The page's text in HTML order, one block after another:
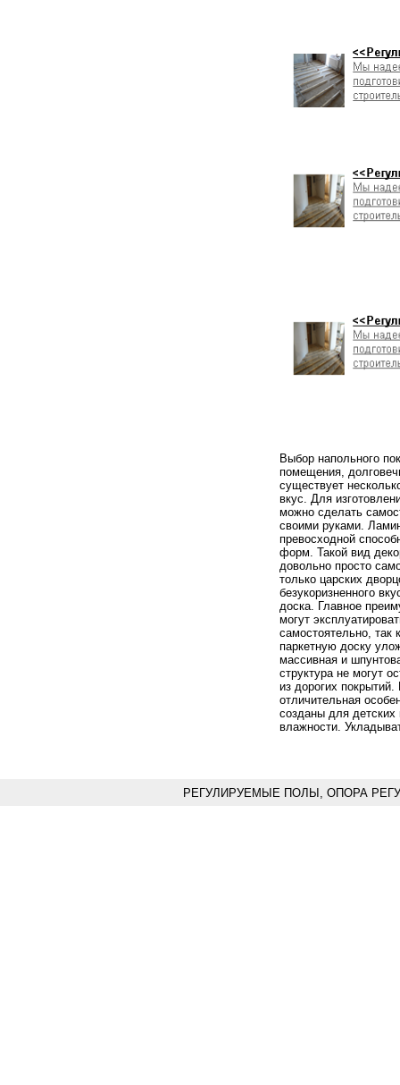
Выбор напольного
помещения,
существует
вкус. Для
можно сделать
своими руками.
превосходной
форм. Такой вид
довольно просто
только царских
безукоризненного
доска. Главное
могут
самостоятельно, так
паркетную доску
массивная и
структура не могут
из дорогих
отличительная
созданы для
влажности.
РЕГУЛИРУЕМЫЕ ПОЛЫ, ОПОРА